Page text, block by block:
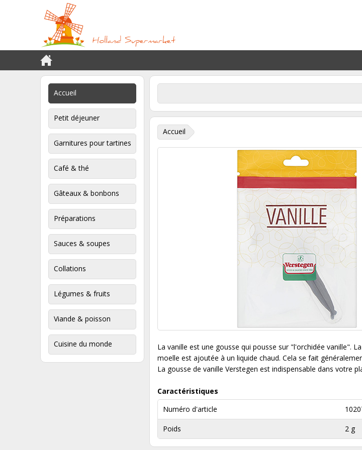
Accueil
Petit déjeuner
Garnitures pour tartines
Café & thé
Gâteaux & bonbons
Préparations
Sauces & soupes
Collations
Légumes & fruits
Viande & poisson
Cuisine du monde
Accueil
La vanille est une gousse qui pousse sur "l'orchidée vanille".
moelle est ajoutée à un liquide chaud. Cela se fait
La gousse de vanille Verstegen est indispensable dans votre
Caractéristiques
Numéro d'article
Poids 2 g